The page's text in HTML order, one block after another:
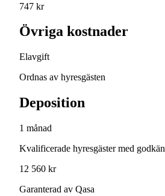
747 kr
Övriga kostnader
Elavgift
Ordnas av hyresgästen
Deposition
1 månad
Kvalificerade hyresgäster med
12 560 kr
Garanterad av Qasa